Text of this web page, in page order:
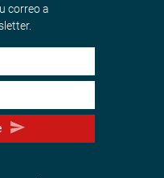
correo a